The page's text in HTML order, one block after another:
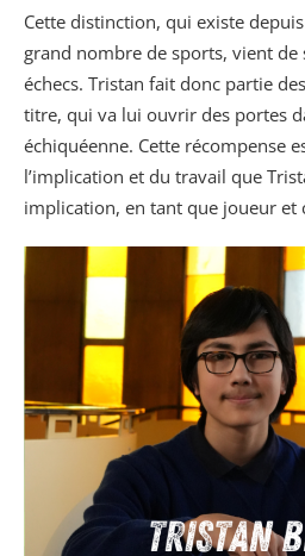
Cette distinction, qui existe
grand nombre de sports, vient de
échecs. Tristan fait donc partie
titre, qui va lui ouvrir des portes
échiquéenne. Cette récompense
l’implication et du travail que
implication, en tant que joueur et